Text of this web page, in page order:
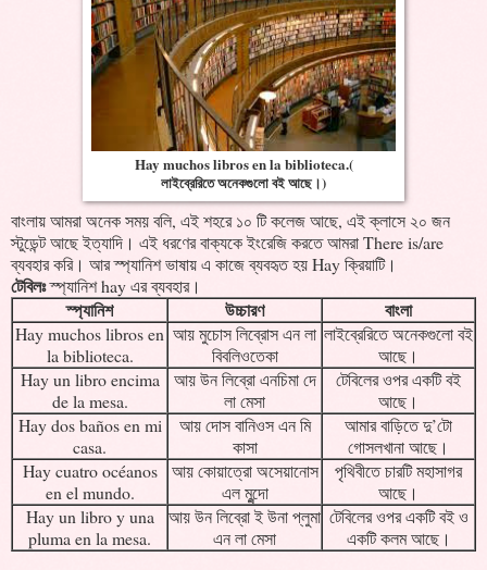
Hay muchos libros en la biblioteca.(
লাইব্রেরিতে অনেকগুলো বই আছে।)
বাংলায় আমরা অনেক সময় বলি, এই শহরে ১০ টি কলেজ আছে, এই ক্লাসে ২০ জন
স্টুডেন্ট আছে ইত্যাদি। এই ধরণের বাক্যকে ইংরেজি করতে আমরা There is/are
ব্যবহার করি। আর স্প্যানিশ ভাষায় এ কাজে ব্যবহৃত হয় Hay ক্রিয়াটি।
টেবিলঃস্প্যানিশ hay এর ব্যবহার।
স্প্যানিশ উচ্চারণ বাংলা
Hay muchos libros en
la biblioteca.
আয় মুচোস লিব্রোস এন লা
বিবলিওতেকা
লাইব্রেরিতে অনেকগুলো বই
আছে।
Hay un libro encima
de la mesa.
আয় উন লিব্রো এনচিমা দে
লা মেসা
টেবিলের ওপর একটি বই
আছে।
Hay dos baños en mi
casa.
আয় দোস বানিওস এন মি
কাসা
আমার বাড়িতে দু’টো
গোসলখানা আছে।
Hay cuatro océanos
en el mundo.
আয় কোয়াত্রো অসেয়ানোস
এল মুন্দো
পৃথিবীতে চারটি মহাসাগর
আছে।
Hay un libro y una
pluma en la mesa.
আয় উন লিব্রো ই উনা প্লুমা
এন লা মেসা
টেবিলের ওপর একটি বই ও
একটি কলম আছে।